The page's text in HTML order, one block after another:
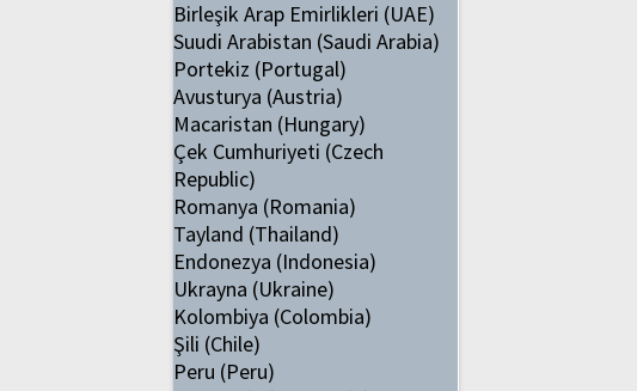
Birleşik Arap Emirlikleri (UAE)
Suudi Arabistan (Saudi Arabia)
Portekiz (Portugal)
Avusturya (Austria)
Macaristan (Hungary)
Çek Cumhuriyeti (Czech
Republic)
Romanya (Romania)
Tayland (Thailand)
Endonezya (Indonesia)
Ukrayna (Ukraine)
Kolombiya (Colombia)
Şili (Chile)
Peru (Peru)